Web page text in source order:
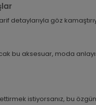
detaylarıyla göz
bu aksesuar, moda
istiyorsanız, bu özgün